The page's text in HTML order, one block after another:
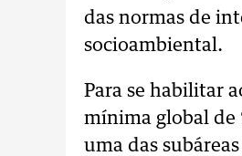
das normas de
socioambiental.
Para se habilitar
mínima global de
uma das